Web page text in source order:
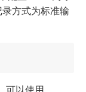
方式为标准输
可以使用